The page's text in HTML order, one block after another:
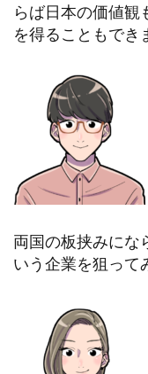
らば日本の価値観
を得ることもでき
両国の板挟みにな
いう企業を狙って